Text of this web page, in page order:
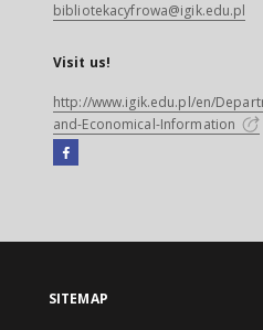
bibliotekacyfrowa@igik.edu.pl
Visit us!
http://www.igik.edu.pl/en/
and-Economical-Information
Facebook
open
new
SITEMAP